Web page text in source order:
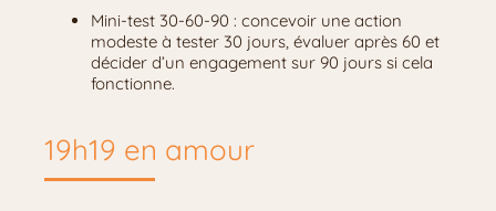
Mini-test 30-60-90 : concevoir une action
modeste à tester 30 jours, évaluer après 60 et
décider d’un engagement sur 90 jours si cela
fonctionne.
19h19 en amour